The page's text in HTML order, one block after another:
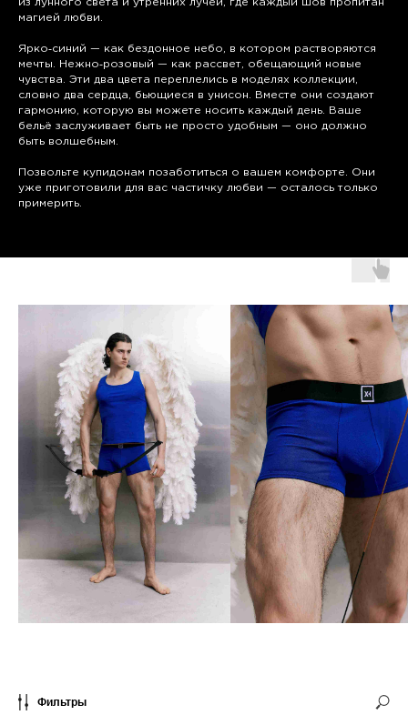
магией любви.
Ярко‑синий — как бездонное небо, в котором растворяются
мечты. Нежно‑розовый — как рассвет, обещающий новые
чувства. Эти два цвета переплелись в моделях коллекции,
словно два сердца, бьющиеся в унисон. Вместе они создают
гармонию, которую вы можете носить каждый день. Ваше
бельё заслуживает быть не просто удобным — оно должно
быть волшебным.
Позвольте купидонам позаботиться о вашем комфорте. Они
уже приготовили для вас частичку любви — осталось только
примерить.
Фильтры